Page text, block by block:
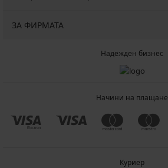
ЗА ФИРМАТА
Надежден бизнес
Начини на плащане
Куриер